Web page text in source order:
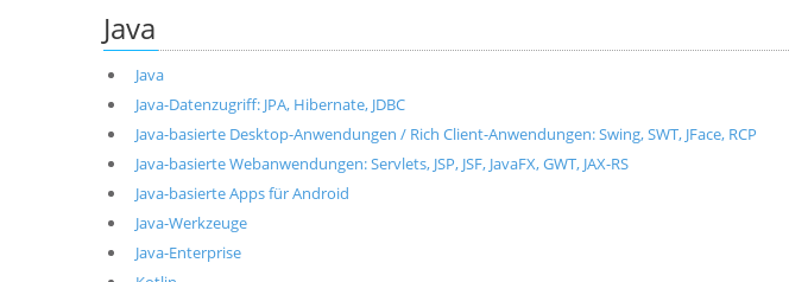
Java
Java
Java-Datenzugriff: JPA, Hibernate, JDBC
Java-basierte Desktop-Anwendungen / Rich Client-Anwendungen: Swing, SWT, JFace, RCP
Java-basierte Webanwendungen: Servlets, JSP, JSF, JavaFX, GWT, JAX-RS
Java-basierte Apps für Android
Java-Werkzeuge
Java-Enterprise